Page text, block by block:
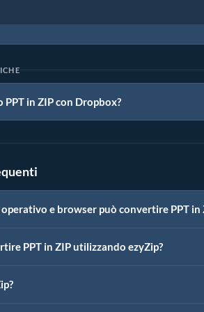
in ZIP con Dropbox?
e browser può convertire PPT in
PPT in ZIP utilizzando ezyZip?